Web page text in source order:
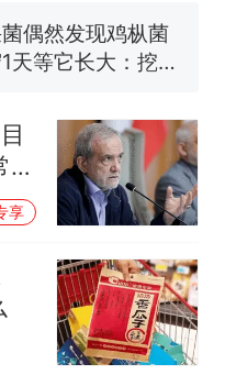
偶然发现鸡枞菌
天等它长大：挖了
者直呼震惊 （视频
息）
二名传话劝弃考
头放菜刀的女孩，
享